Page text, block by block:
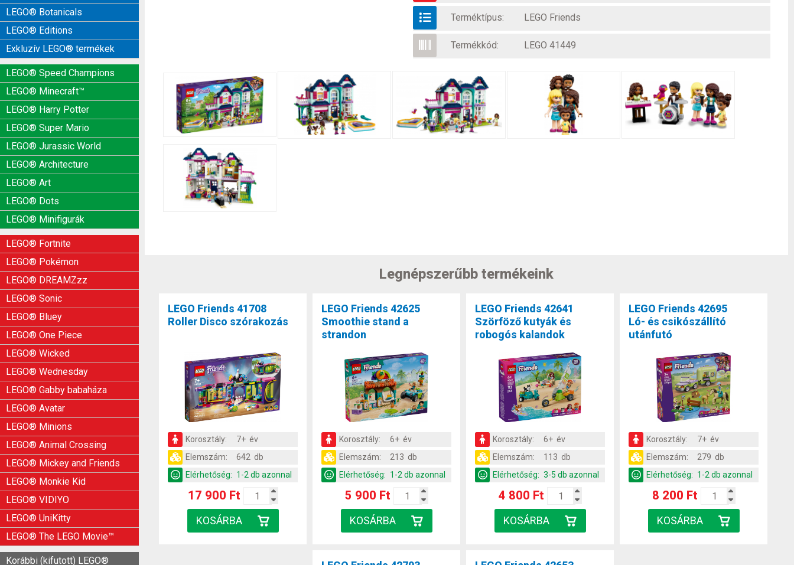
LEGO® Botanicals
LEGO® Editions
Exkluzív LEGO® termékek
LEGO® Speed Champions
LEGO® Minecraft™
LEGO® Harry Potter
LEGO® Super Mario
LEGO® Jurassic World
LEGO® Architecture
LEGO® Art
LEGO® Dots
LEGO® Minifigurák
LEGO® Fortnite
LEGO® Pokémon
LEGO® DREAMZzz
LEGO® Sonic
LEGO® Bluey
LEGO® One Piece
LEGO® Wicked
LEGO® Wednesday
LEGO® Gabby babaháza
LEGO® Avatar
LEGO® Minions
LEGO® Animal Crossing
LEGO® Mickey and Friends
LEGO® Monkie Kid
LEGO® VIDIYO
LEGO® UniKitty
LEGO® The LEGO Movie™
Korábbi (kifutott) LEGO®
Terméktípus: LEGO Friends
Termékkód: LEGO 41449
Legnépszerűbb termékeink
LEGO Friends 41708
Roller Disco szórakozás
Korosztály:
7+ év
Elemszám:
642 db
Elérhetőség: 1-2 db azonnal
17 900 Ft
LEGO Friends 42625
Smoothie stand a
strandon
Korosztály:
6+ év
Elemszám:
213 db
Elérhetőség: 1-2 db azonnal
5 900 Ft
LEGO Friends 42641
Szörföző kutyák és
robogós kalandok
Korosztály:
6+ év
Elemszám:
113 db
Elérhetőség: 3-5 db azonnal
4 800 Ft
LEGO Friends 42695
Ló- és csikószállító
utánfutó
Korosztály:
7+ év
Elemszám:
279 db
Elérhetőség: 1-2 db azonnal
8 200 Ft